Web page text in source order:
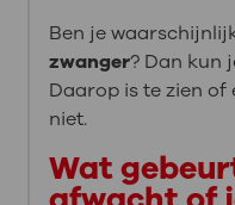
Ben je
zwanger? Dan kun
Daarop is te zien
niet.
Wat